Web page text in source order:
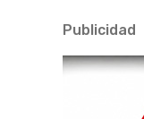
Publicidad